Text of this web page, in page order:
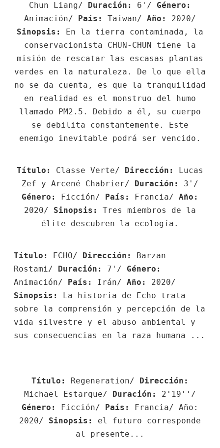
Chun Liang/
Duración: 6'/ Género:
Animación/
País: Taiwan/ Año:
2020/
Sinopsis:
En la tierra contaminada, la
conservacionista CHUN-CHUN tiene la
misión de rescatar las escasas plantas
verdes en la naturaleza. De lo que ella
no se da cuenta, es que la tranquilidad
en realidad es el monstruo del humo
llamado PM2.5. Debido a él, su cuerpo
se debilita constantemente. Este
Título: Classe Verte/ Dirección:
Lucas
Zef y Arcené Chabrier/
Duración: 3'/
Género:
Ficción/ País: Francia/ Año:
2020/ Sinopsis:
Tres miembros de la
élite descubren la ecología.
Título: ECHO/ Dirección:
Barzan
Rostami/
Duración: 7'/ Género:
Animación/
País: Irán/Año:
2020/
Sinopsis:
La historia de Echo trata
sobre la comprensión y percepción de la
vida silvestre y el abuso ambiental y
sus consecuencias en la raza humana ...
Título: Regeneration/
Dirección:
Michael Estarque/
Duración:
2'19''/
Género:
Ficción/ País:
Francia/ Año:
2020/ Sinopsis: el futuro corresponde
al presente...